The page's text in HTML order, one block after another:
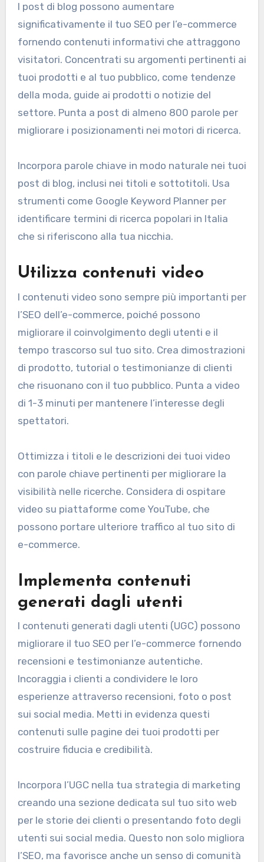
I post di blog possono aumentare
significativamente il tuo SEO per l’e-commerce
fornendo contenuti informativi che attraggono
visitatori. Concentrati su argomenti pertinenti ai
tuoi prodotti e al tuo pubblico, come tendenze
della moda, guide ai prodotti o notizie del
settore. Punta a post di almeno 800 parole per
migliorare i posizionamenti nei motori di ricerca.
Incorpora parole chiave in modo naturale nei tuoi
post di blog, inclusi nei titoli e sottotitoli. Usa
strumenti come Google Keyword Planner per
identificare termini di ricerca popolari in Italia
che si riferiscono alla tua nicchia.
Utilizza contenuti video
I contenuti video sono sempre più importanti per
l’SEO dell’e-commerce, poiché possono
migliorare il coinvolgimento degli utenti e il
tempo trascorso sul tuo sito. Crea dimostrazioni
di prodotto, tutorial o testimonianze di clienti
che risuonano con il tuo pubblico. Punta a video
di 1-3 minuti per mantenere l’interesse degli
spettatori.
Ottimizza i titoli e le descrizioni dei tuoi video
con parole chiave pertinenti per migliorare la
visibilità nelle ricerche. Considera di ospitare
video su piattaforme come YouTube, che
possono portare ulteriore traffico al tuo sito di
e-commerce.
Implementa contenuti
generati dagli utenti
I contenuti generati dagli utenti (UGC) possono
migliorare il tuo SEO per l’e-commerce fornendo
recensioni e testimonianze autentiche.
Incoraggia i clienti a condividere le loro
esperienze attraverso recensioni, foto o post
sui social media. Metti in evidenza questi
contenuti sulle pagine dei tuoi prodotti per
costruire fiducia e credibilità.
Incorpora l’UGC nella tua strategia di marketing
creando una sezione dedicata sul tuo sito web
per le storie dei clienti o presentando foto degli
utenti sui social media. Questo non solo migliora
l’SEO, ma favorisce anche un senso di comunità